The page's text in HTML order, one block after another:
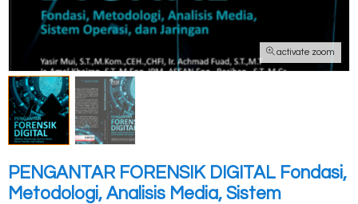
activate zoom
PENGANTAR FORENSIK DIGITAL Fondasi,
Metodologi, Analisis Media, Sistem